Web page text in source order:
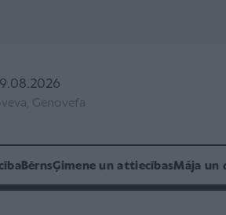
Genovefa
BērnsĢimene un attiecībasMāja un